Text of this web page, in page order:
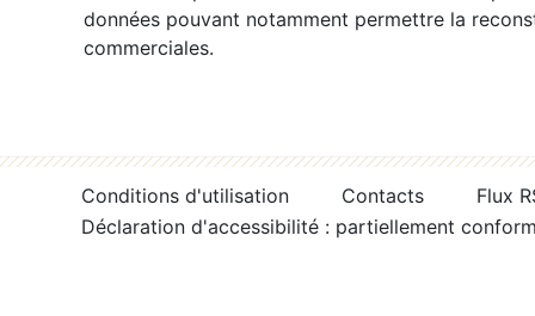
données pouvant notamment permettre la
commerciales.
Conditions d'utilisation Contacts
Flux
Déclaration d'accessibilité : partiellement